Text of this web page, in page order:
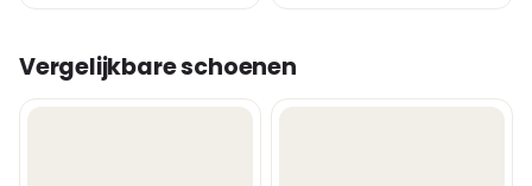
Vergelijkbare schoenen